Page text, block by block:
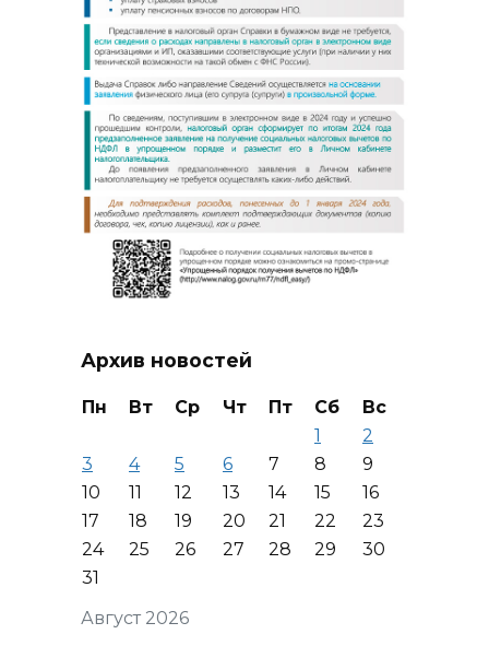
Архив новостей
Август 2026
Пн Вт Ср Чт Пт Сб
Вс
1
2
3
4 5 6 7 8
9
10
11 12 13 14 15
16
17
18 19 20 21 22
23
24
25 26 27 28 29
30
31